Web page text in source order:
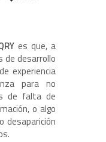
es que, a
de desarrollo
experiencia
para no
de falta de
o algo
desaparición